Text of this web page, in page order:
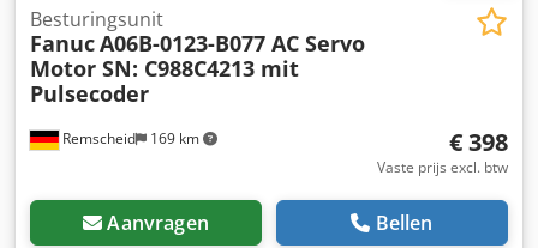
Remscheid 169 km
Besturingsunit
FanucA06B-0123-B077 AC Servo
Motor SN: C988C4213 mit
Pulsecoder
€ 398
Vaste prijs excl. btw
Aanvragen Bellen